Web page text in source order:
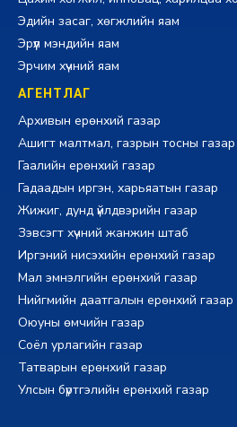
Эдийн засаг, хөгжлийн яам
Эрүүл мэндийн яам
Эрчим хүчний яам
АГЕНТЛАГ
Архивын ерөнхий газар
Ашигт малтмал, газрын тосны газар
Гаалийн ерөнхий газар
Гадаадын иргэн, харьяатын газар
Жижиг, дунд үйлдвэрийн газар
Зэвсэгт хүчний жанжин штаб
Иргэний нисэхийн ерөнхий газар
Мал эмнэлгийн ерөнхий газар
Нийгмийн даатгалын ерөнхий газар
Оюуны өмчийн газар
Соёл урлагийн газар
Татварын ерөнхий газар
Улсын бүртгэлийн ерөнхий газар